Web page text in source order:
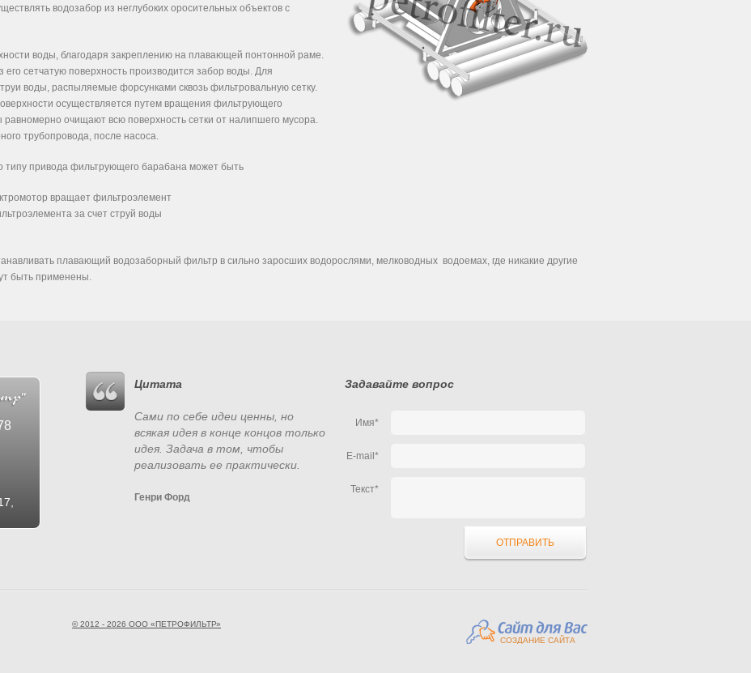
водозабор из неглубоких оросительных объектов с
воды, благодаря закреплению на плавающей понтонной раме.
сетчатую поверхность производится забор воды. Для
воды, распыляемые форсунками сквозь фильтровальную сетку.
осуществляется путем вращения фильтрующего
очищают всю поверхность сетки от налипшего мусора.
трубопровода, после насоса.
привода фильтрующего барабана может быть
вращает фильтроэлемент
за счет струй воды
плавающий водозаборный фильтр в сильно заросших водорослями, мелководных водоемах, где никакие другие
быть применены.
Цитата
Сами по себе идеи ценны, но
всякая идея в конце концов только
идея. Задача в том, чтобы
реализовать ее практически.
Генри Форд
Задавайте вопрос
Имя*
E-mail*
Текст*
СОЗДАНИЕ САЙТА
© 2012 - 2026 ООО «ПЕТРОФИЛЬТР»